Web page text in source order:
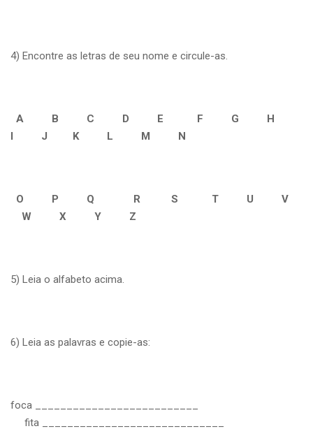
4) Encontre as letras de seu nome e circule-as.
A B C D E F G H
I J K L M N
O P Q R S T U V
W X Y Z
5) Leia o alfabeto acima.
6) Leia as palavras e copie-as:
foca __________________________
fita _____________________________